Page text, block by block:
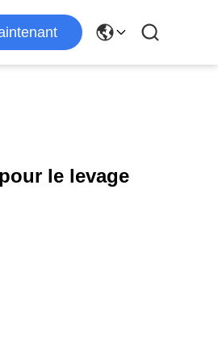
le levage